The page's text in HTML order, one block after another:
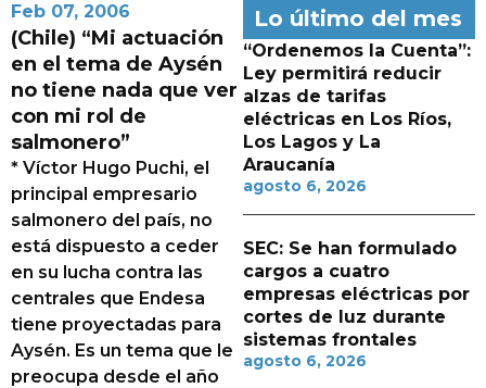
Feb 07, 2006
(Chile) “Mi actuación
en el tema de Aysén
no tiene nada que ver
con mi rol de
salmonero”
* Víctor Hugo Puchi, el
principal empresario
salmonero del país, no
está dispuesto a ceder
en su lucha contra las
centrales que Endesa
tiene proyectadas para
Aysén. Es un tema que le
preocupa desde el año
Lo último del mes
“Ordenemos la Cuenta”:
Ley permitirá reducir
alzas de tarifas
eléctricas en Los Ríos,
Los Lagos y La
Araucanía
agosto 6, 2026
SEC: Se han formulado
cargos a cuatro
empresas eléctricas por
cortes de luz durante
sistemas frontales
agosto 6, 2026